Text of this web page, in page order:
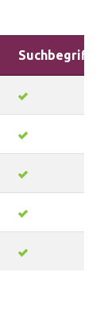
Suchbegriffe